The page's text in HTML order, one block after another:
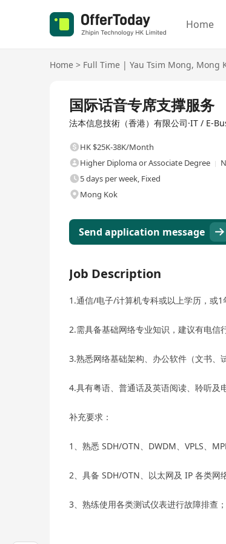
Home
Home > Full Time | Yau Tsim Mong, Mong
国际话音专席支撑服务
法本信息技術（香港）有限公司·IT / E-
HK $25K-38K/Month
Higher Diploma or Associate Degree
5 days per week, Fixed
Mong Kok
Send application message
Job Description
1.通信/电子/计算机专科或以上学历，或1
2.需具备基础网络专业知识，建议有电信
3.熟悉网络基础架构、办公软件（文书、
4.具有粤语、普通话及英语阅读、聆听及
补充要求：
1、熟悉 SDH/OTN、DWDM、VPLS、
2、具备 SDH/OTN、以太网及 IP 各类网
3、熟练使用各类测试仪表进行故障排查；